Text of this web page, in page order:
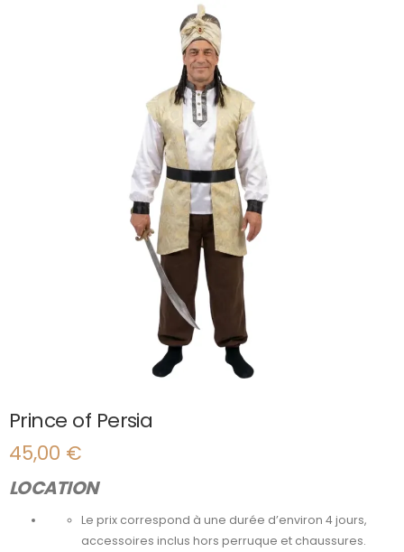
Prince of Persia
45,00 €
LOCATION
Le prix correspond à une durée d’environ 4 jours,
accessoires inclus hors perruque et chaussures.